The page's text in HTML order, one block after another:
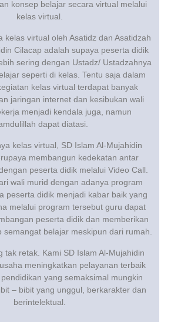
konsep belajar secara virtual melalui
kelas virtual.
kelas virtual oleh Asatidz dan Asatidzah
Cilacap adalah supaya peserta didik
sering dengan Ustadz/ Ustadzahnya
seperti di kelas. Tentu saja dalam
kelas virtual terdapat banyak
jaringan internet dan kesibukan wali
menjadi kendala juga, namun
dapat diatasi.
kelas virtual, SD Islam Al-Mujahidin
membangun kedekatan antar
peserta didik melalui Video Call.
wali murid dengan adanya program
peserta didik menjadi kabar baik yang
melalui program tersebut guru dapat
peserta didik dan memberikan
semangat belajar meskipun dari rumah.
tak retak. Kami SD Islam Al-Mujahidin
meningkatkan pelayanan terbaik
yang semaksimal mungkin
– bibit yang unggul, berkarakter dan
berintelektual.